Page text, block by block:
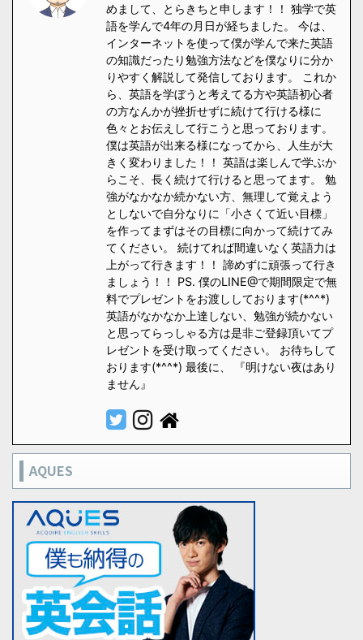
めまして、とらきちと申します！！ 独学で英
語を学んで4年の月日が経ちました。 今は、
インターネットを使って僕が学んで来た英語
の知識だったり勉強方法などを僕なりに分か
りやすく解説して発信しております。 これか
ら、英語を学ぼうと考えてる方や英語初心者
の方なんかが挫折せずに続けて行ける様に
色々とお伝えして行こうと思っております。
僕は英語が出来る様になってから、人生が大
きく変わりました！！ 英語は楽しんで学ぶか
らこそ、長く続けて行けると思ってます。 勉
強がなかなか続かない方、無理して覚えよう
としないで自分なりに「小さくて近い目標」
を作ってまずはその目標に向かって続けてみ
てください。 続けてれば間違いなく英語力は
上がって行きます！！ 諦めずに頑張って行き
ましょう！！ PS. 僕のLINE@で期間限定で無
料でプレゼントをお渡ししております(*^^*)
英語がなかなか上達しない、勉強が続かない
と思ってらっしゃる方は是非ご登録頂いてプ
レゼントを受け取ってください。 お待ちして
おります(*^^*) 最後に、 『明けない夜はあり
ません』
AQUES